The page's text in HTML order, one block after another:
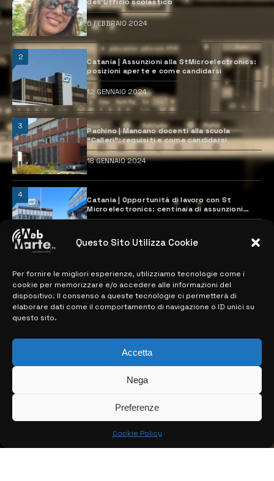
Questo Sito Utilizza Cookie
Per fornire le migliori esperienze, utilizziamo tecnologie come i
cookie per memorizzare e/o accedere alle informazioni del
dispositivo. Il consenso a queste tecnologie ci permetterà di
elaborare dati come il comportamento di navigazione o ID unici su
questo sito.
Accetta
Nega
Preferenze
Cookie Policy
6 FEBBRAIO 2024
2
Catania | Assunzioni alla StMicroelectronics:
posizioni aperte e come candidarsi
12 GENNAIO 2024
3
Pachino | Mancano docenti alla scuola
“Calleri”: requisiti e come candidarsi
18 GENNAIO 2024
4
Catania | Opportunità di lavoro con St
Microelectronics: centinaia di assunzioni
previste
MAPPA DEL SITO
> NOTIZIE